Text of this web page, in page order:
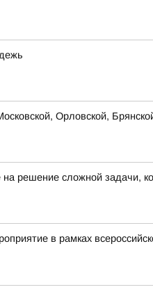
Орловской,
на решение сложной задачи,
в рамках